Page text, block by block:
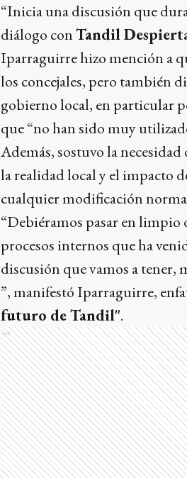
“Inicia una discusión que
diálogo conTandil
Iparraguirre hizo mención a
los concejales, pero también
gobierno local, en particular
que “no han sido muy
Además, sostuvo la
la realidad local y el impacto
cualquier modificación
“Debiéramos pasar en limpio
procesos internos que ha
discusión que vamos a tener,
”, manifestó Iparraguirre,
futuro de Tandil".
Ads